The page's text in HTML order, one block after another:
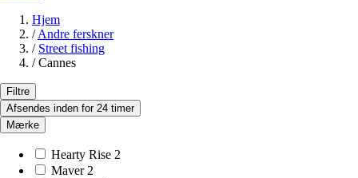
Hjem
/ Andre ferskner
/ Street fishing
/ Cannes
Filtre
Afsendes inden for 24 timer
Mærke
Hearty Rise 2
Maver 2